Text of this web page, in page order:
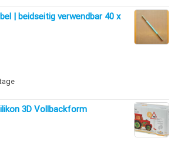
| beidseitig verwendbar 40 x
3D Vollbackform